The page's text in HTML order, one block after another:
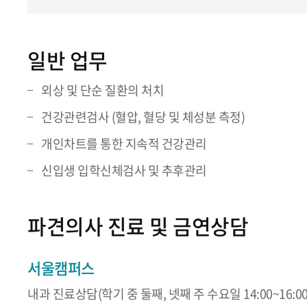
일반 업무
외상 및 단순 질환의 처치
건강관련검사 (혈압, 혈당 및 체성분 측정)
개인차트를 통한 지속적 건강관리
신입생 입학신체검사 및 추후관리
파견의사 진료 및 금연상담
서울캠퍼스
내과 진료상담(학기 중 둘째, 넷째 주 수요일